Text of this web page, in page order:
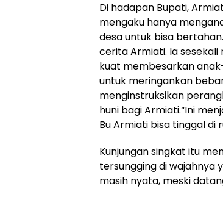
Di hadapan Bupati,
mengaku hanya
desa untuk bisa
cerita Armiati. Ia
kuat membesarkan
untuk meringankan
menginstruksikan
huni bagi Armiati.“Ini
Bu Armiati bisa tinggal di
Kunjungan singkat itu
tersungging di wajahnya
masih nyata, meski